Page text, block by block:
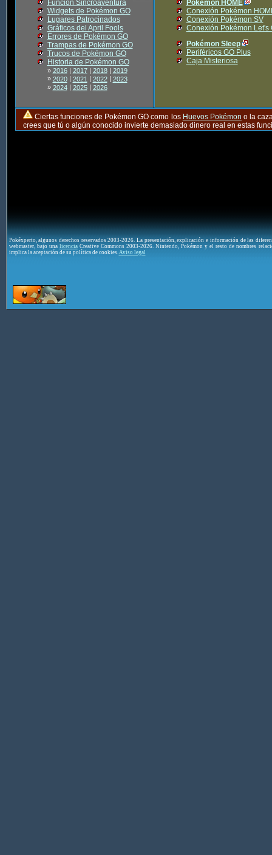
Función Sincroaventura
Widgets de Pokémon GO
Lugares Patrocinados
Gráficos del April Fools
Errores de Pokémon GO
Trampas de Pokémon GO
Trucos de Pokémon GO
Historia de Pokémon GO
» 2016| 2017| 2018| 2019
» 2020| 2021| 2022| 2023
» 2024| 2025| 2026
Pokémon HOME
Conexión Pokémon
Conexión Pokémon SV
Conexión Pokémon Let's
Pokémon Sleep
Periféricos GO Plus
Caja Misteriosa
Ciertas funciones de Pokémon GO como los Huevos Pokémon o la
crees que tú o algún conocido invierte demasiado dinero real en estas
Pokéxperto, algunos derechos reservados 2003-2026. La presentación, explicación e información de las
webmaster, bajo una licenciaCreative Commons 2003-2026. Nintendo, Pokémon y el resto de nombres
implica la aceptación de su política de cookies. Aviso legal